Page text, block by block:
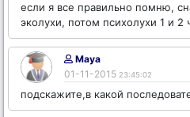
если я все правильно помню,
эколухи, потом психолухи 1 и 2
Maya
01-11-2015 23:45:02
подскажите,в какой